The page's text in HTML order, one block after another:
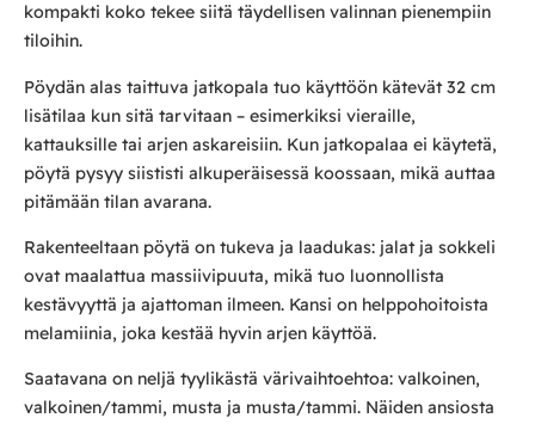
kompakti koko tekee siitä täydellisen valinnan pienempiin
tiloihin.
Pöydän alas taittuva jatkopala tuo käyttöön kätevät 32 cm
lisätilaa kun sitä tarvitaan – esimerkiksi vieraille,
kattauksille tai arjen askareisiin. Kun jatkopalaa ei käytetä,
pöytä pysyy siististi alkuperäisessä koossaan, mikä auttaa
pitämään tilan avarana.
Rakenteeltaan pöytä on tukeva ja laadukas: jalat ja sokkeli
ovat maalattua massiivipuuta, mikä tuo luonnollista
kestävyyttä ja ajattoman ilmeen. Kansi on helppohoitoista
melamiinia, joka kestää hyvin arjen käyttöä.
Saatavana on neljä tyylikästä värivaihtoehtoa: valkoinen,
valkoinen/tammi, musta ja musta/tammi. Näiden ansiosta